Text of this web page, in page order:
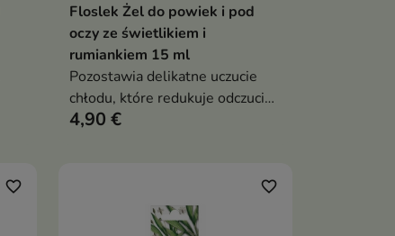
Dodaj do koszyka
Floslek Żel do powiek i pod
oczy ze świetlikiem i
rumiankiem 15 ml
Pozostawia delikatne uczucie
chłodu, które redukuje odczucie
przemęczenia oraz zmniejsza
4,90 €
favorite_border favorite_border